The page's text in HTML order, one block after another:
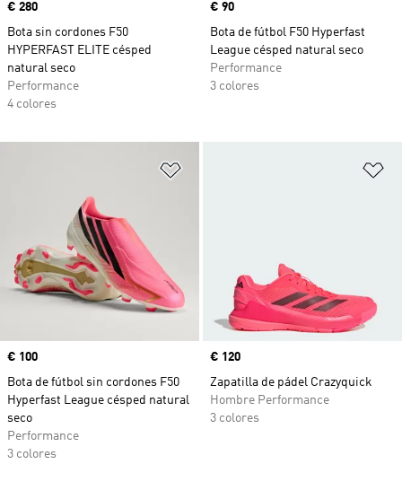
Precio
€ 280
Bota sin cordones F50
HYPERFAST ELITE césped
natural seco
Performance
4 colores
Precio
€ 90
Bota de fútbol F50 Hyperfast
League césped natural seco
Performance
3 colores
Precio
€ 100
Bota de fútbol sin cordones F50
Hyperfast League césped natural
seco
Performance
3 colores
Precio
€ 120
Zapatilla de pádel Crazyquick
Hombre Performance
3 colores